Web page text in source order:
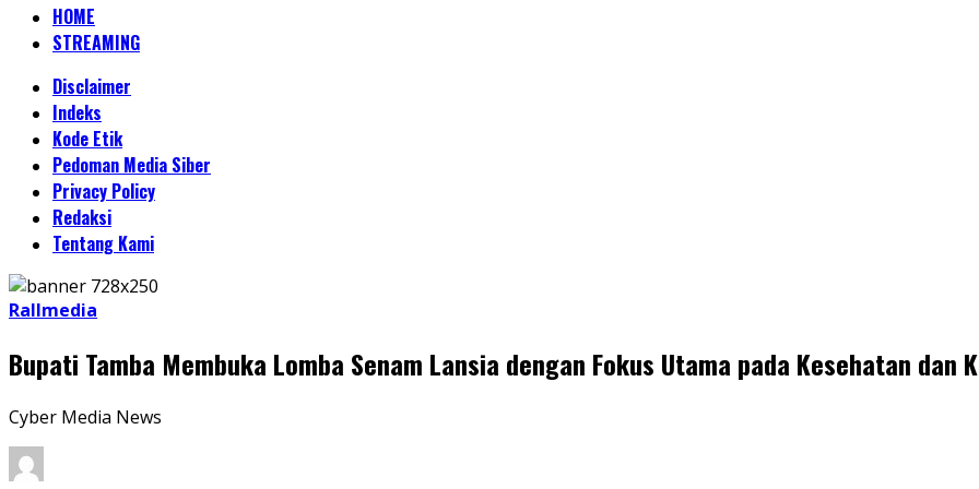
HOME
STREAMING
Disclaimer
Indeks
Kode Etik
Pedoman Media Siber
Privacy Policy
Redaksi
Tentang Kami
Rallmedia
Bupati Tamba Membuka Lomba Senam Lansia dengan Fokus Utama pada Kesehatan dan
Cyber Media News